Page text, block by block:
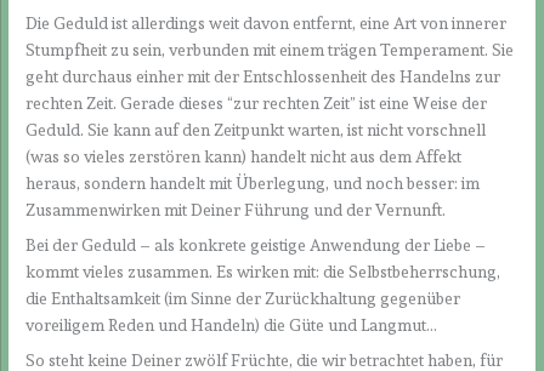
Die Geduld ist allerdings weit davon entfernt, eine Art von innerer
Stumpfheit zu sein, verbunden mit einem trägen Temperament. Sie
geht durchaus einher mit der Entschlossenheit des Handelns zur
rechten Zeit. Gerade dieses “zur rechten Zeit” ist eine Weise der
Geduld. Sie kann auf den Zeitpunkt warten, ist nicht vorschnell
(was so vieles zerstören kann) handelt nicht aus dem Affekt
heraus, sondern handelt mit Überlegung, und noch besser: im
Zusammenwirken mit Deiner Führung und der Vernunft.
Bei der Geduld – als konkrete geistige Anwendung der Liebe –
kommt vieles zusammen. Es wirken mit: die Selbstbeherrschung,
die Enthaltsamkeit (im Sinne der Zurückhaltung gegenüber
voreiligem Reden und Handeln) die Güte und Langmut…
So steht keine Deiner zwölf Früchte, die wir betrachtet haben, für